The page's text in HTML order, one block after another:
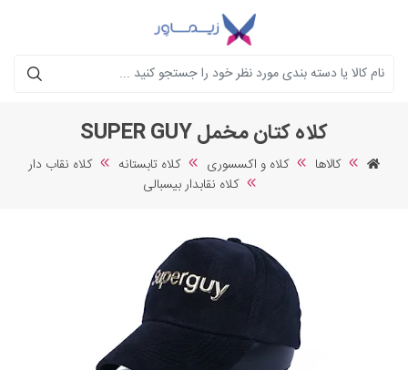
جستجو
کلاه کتان مخمل SUPER GUY
کالاها کلاه و اکسسوری کلاه تابستانه
کلاه نقاب دار
کلاه نقابدار بیسبالی